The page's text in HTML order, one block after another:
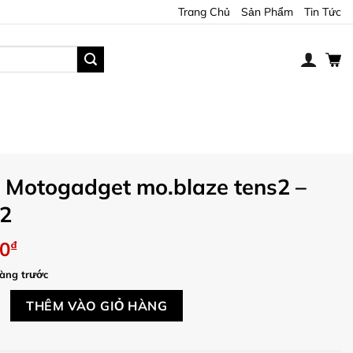
Trang Chủ Sản Phẩm Tin Tức
Motogadget mo.blaze tens2 –
₫
trước
mo.blaze tens2 - 6006012 số lượng
THÊM VÀO GIỎ HÀNG